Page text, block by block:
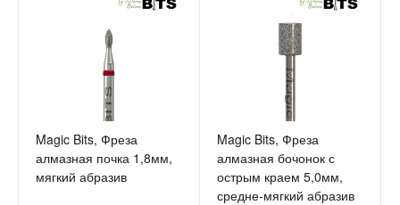
Magic Bits, Фреза
алмазная почка 1,8мм,
мягкий абразив
Magic Bits, Фреза
алмазная бочонок с
острым краем 5,0мм,
средне-мягкий абразив